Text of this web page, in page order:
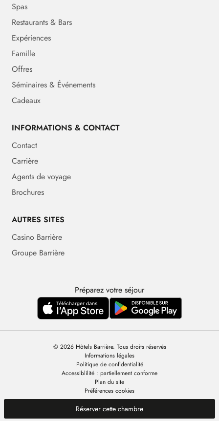
Réserver cette chambre
Spas
Restaurants & Bars
Expériences
Famille
Offres
Séminaires & Événements
Cadeaux
INFORMATIONS & CONTACT
Contact
Carrière
Agents de voyage
Brochures
AUTRES SITES
Casino Barrière
Groupe Barrière
Préparez votre séjour
© 2026 Hôtels Barrière. Tous droits réservés
Informations légales
Politique de confidentialité
Accessiblilité : partiellement conforme
Plan du site
Préférences cookies